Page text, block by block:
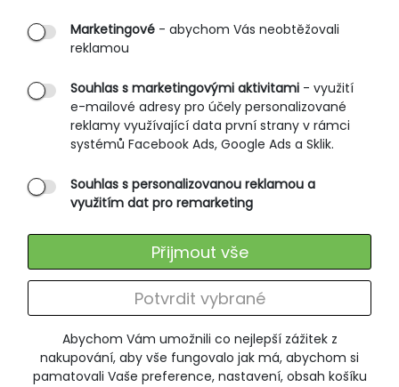
Abychom Vám umožnili co nejlepší zážitek z
nakupování, aby vše fungovalo jak má, abychom si
pamatovali Vaše preference, nastavení, obsah košíku
Marketingové - abychom Vás neobtěžovali
reklamou
Souhlas s marketingovými aktivitami - využití
e-mailové adresy pro účely personalizované
reklamy využívající data první strany v rámci
systémů Facebook Ads, Google Ads a Sklik.
Souhlas s personalizovanou reklamou a
využitím dat pro remarketing
Potvrdit vybrané
Přijmout vše
PRŮVODCE NAKUPOVÁNÍM
Obchodní podmínky
Rozměrové tabulky
Způsoby doručení
Ochrana osobních údajů
SLUŽBY ZÁKAZNÍKŮM
Výměna zboží
ODEBÍRÁNÍ NEWSLETTERU